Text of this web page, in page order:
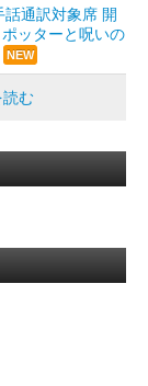
通訳対象席 開
ッターと呪いの
NEW
読む